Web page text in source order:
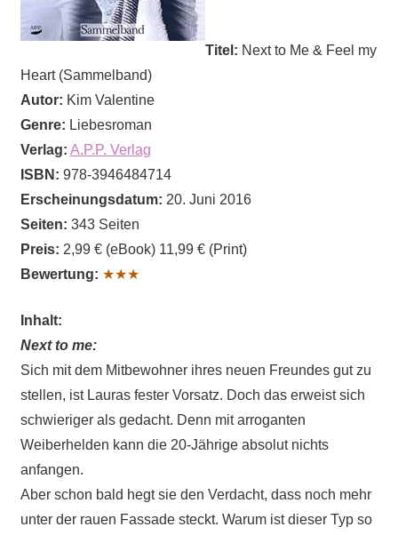
Titel: Next to Me & Feel my
Heart (Sammelband)
Autor: Kim Valentine
Genre: Liebesroman
Verlag: A.P.P. Verlag
ISBN: 978-3946484714
Erscheinungsdatum: 20. Juni 2016
Seiten: 343 Seiten
Preis: 2,99 € (eBook) 11,99 € (Print)
Bewertung: ★★★
Inhalt:
Next to me:
Sich mit dem Mitbewohner ihres neuen Freundes gut zu
stellen, ist Lauras fester Vorsatz. Doch das erweist sich
schwieriger als gedacht. Denn mit arroganten
Weiberhelden kann die 20-Jährige absolut nichts
anfangen.
Aber schon bald hegt sie den Verdacht, dass noch mehr
unter der rauen Fassade steckt. Warum ist dieser Typ so